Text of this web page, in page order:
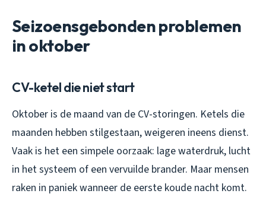
Seizoensgebonden problemen
in oktober
CV-ketel die niet start
Oktober is de maand van de CV-storingen. Ketels die
maanden hebben stilgestaan, weigeren ineens dienst.
Vaak is het een simpele oorzaak: lage waterdruk, lucht
in het systeem of een vervuilde brander. Maar mensen
raken in paniek wanneer de eerste koude nacht komt.